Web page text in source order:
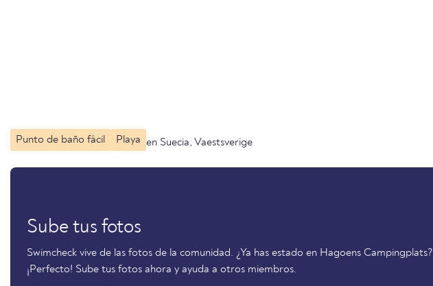
Punto de baño fácil Playa en Suecia, Vaestsverige
Sube tus fotos
Swimcheck vive de las fotos de la comunidad. ¿Ya has estado en Hagoens Campingplats?
¡Perfecto! Sube tus fotos ahora y ayuda a otros miembros.